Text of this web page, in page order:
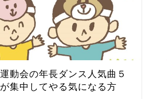
動会の年長ダンス人気曲５
集中してやる気になる方